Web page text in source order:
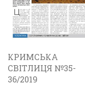
КРИМСЬКА
СВІТЛИЦЯ №35-
36/2019